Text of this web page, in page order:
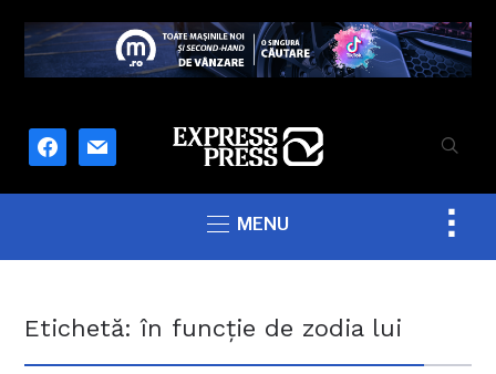
facebook
mail
MENU
Etichetă:în funcţie de zodia lui